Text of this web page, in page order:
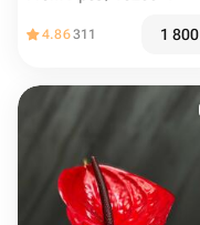
4.86311 1 800